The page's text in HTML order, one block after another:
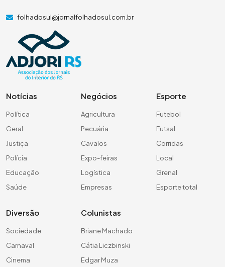
folhadosul@jornalfolhadosul.com.br
Notícias
Política
Geral
Justiça
Polícia
Educação
Saúde
Negócios
Agricultura
Pecuária
Cavalos
Expo-feiras
Logística
Empresas
Esporte
Futebol
Futsal
Corridas
Local
Grenal
Esporte total
Diversão
Sociedade
Carnaval
Cinema
Colunistas
Briane Machado
Cátia Liczbinski
Edgar Muza